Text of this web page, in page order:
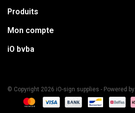
Produits
Mon compte
iO bvba
© Copyright 2026 iO-sign supplies - Powered by